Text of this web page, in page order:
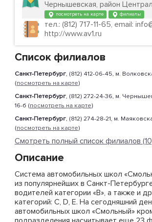
Чернышевская, район
посмотреть на карте филиалы
тел.: (812) 717-11-65, email:
http://www.av1.ru
Список филиалов
Санкт-Петербург, (812) 412-06-45, м.
(посмотреть на карте)
Санкт-Петербург, (812) 272-24-36, м.
16-б (посмотреть на карте)
Санкт-Петербург, (812) 274-28-21, м.
(посмотреть на карте)
Смотреть полный список филиалов
Описание
Система автомобильных школ
из популярнейших в Санкт-
водителей категории «B», а также и
категорий: C, D, E. На сегодняшний
автомобильных школ «Смольный»